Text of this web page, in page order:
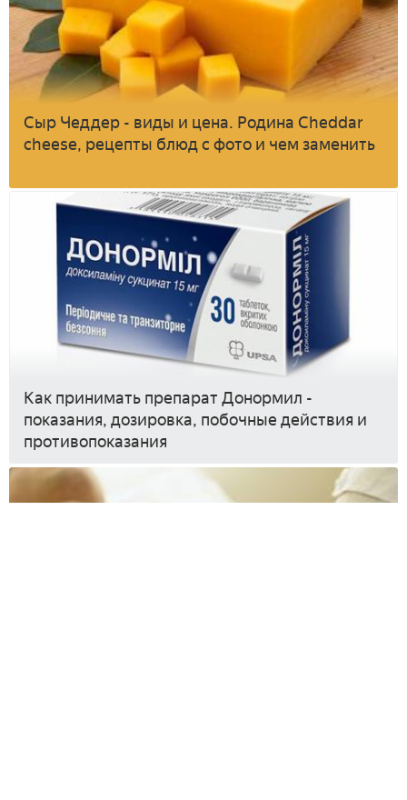
Сыр Чеддер - виды и цена. Родина Cheddar
cheese, рецепты блюд с фото и чем заменить
Как принимать препарат Донормил -
показания, дозировка, побочные действия и
противопоказания